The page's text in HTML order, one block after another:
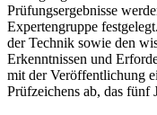
Prüfungsergebnisse
Expertengruppe
der Technik sowie den
Erkenntnissen und
mit der Veröffent­lichung
Prüfzeichens ab, das fünf